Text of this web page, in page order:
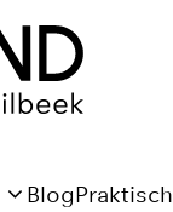
BlogPraktisch